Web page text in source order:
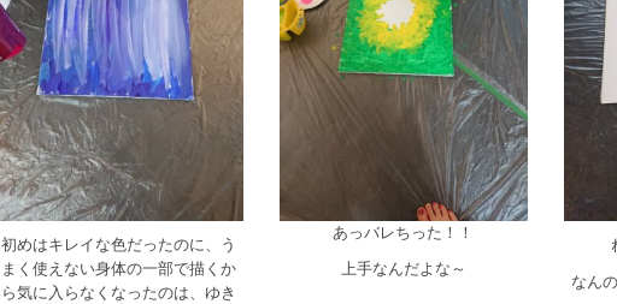
初めはキレイな色だったのに、う
まく使えない身体の一部で描くか
ら気に入らなくなったのは、ゆき
あっバレちった！！
上手なんだよな～
なん